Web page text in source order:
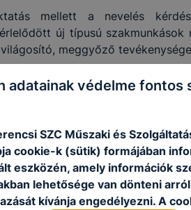
mellett a nevelés
új típusú szakmunkások
meggyőző
tól változás áll be az iskola
továbbra is az általános
alapján működött a
fontos megállapítás vonható le.
jelentősen megugrott
A nevelők száma is nő.
adatainak védelme fontos
SZC Műszaki és
cookie-k (sütik) formájában
eszközén, amely információk
lehetősége van dönteni
kívánja engedélyezni. A